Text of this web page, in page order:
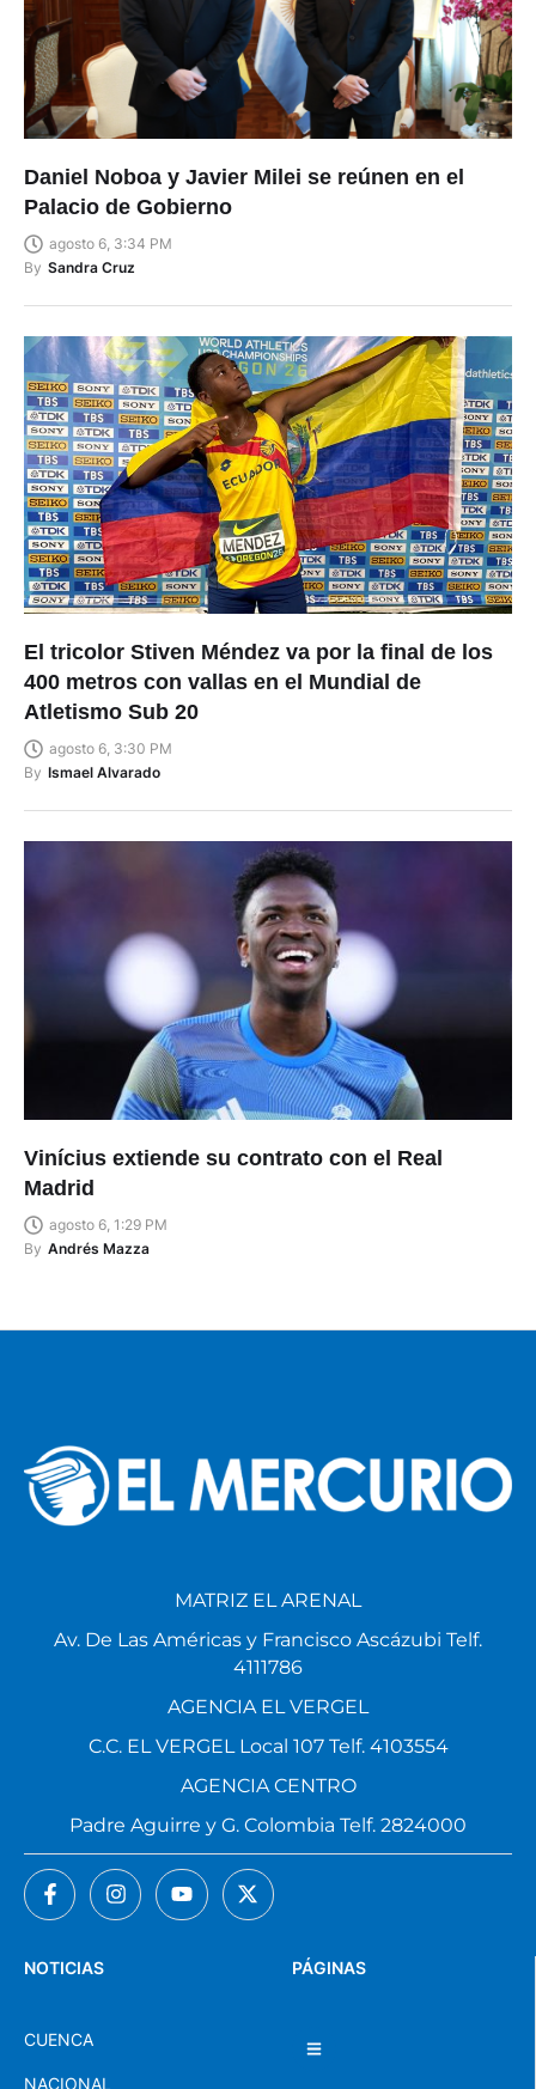
Daniel Noboa y Javier Milei se reúnen en el
Palacio de Gobierno
agosto 6, 3:34 PM
By Sandra Cruz
El tricolor Stiven Méndez va por la final de los
400 metros con vallas en el Mundial de
Atletismo Sub 20
agosto 6, 3:30 PM
By Ismael Alvarado
Vinícius extiende su contrato con el Real
Madrid
agosto 6, 1:29 PM
By Andrés Mazza
PÁGINAS
NOTICIAS
CUENCA
NACIONAL
MATRIZ EL ARENAL
Av. De Las Américas y Francisco Ascázubi Telf.
4111786
AGENCIA EL VERGEL
C.C. EL VERGEL Local 107 Telf. 4103554
AGENCIA CENTRO
Padre Aguirre y G. Colombia Telf. 2824000